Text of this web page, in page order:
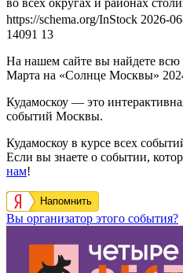
во всех округах и районах
https://schema.org/InStock 2026-
14091 13
На нашем сайте вы найдете
Марта на «Солнце Москвы»
Кудамоскоу — это
событий Москвы.
Кудамоскоу в курсе всех
Если вы знаете о событии,
нам!
Напомнить
Вы организатор этого события?